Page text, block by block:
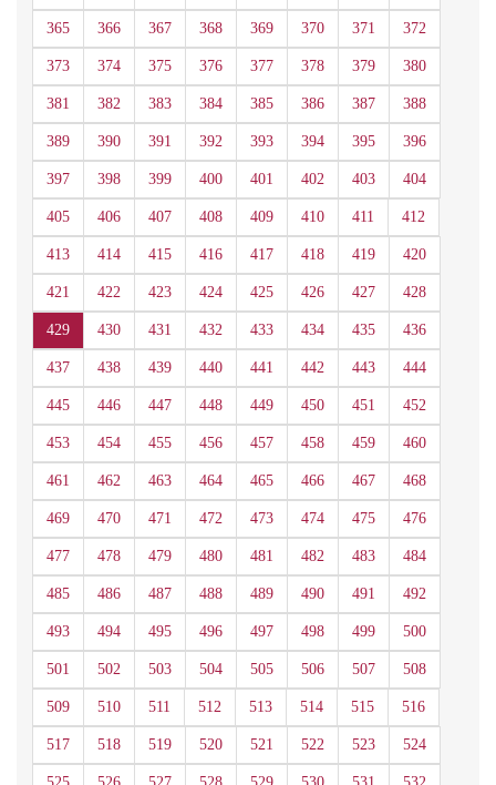
365 366 367 368 369 370 371 372
373 374 375 376 377 378 379 380
381 382 383 384 385 386 387 388
389 390 391 392 393 394 395 396
397 398 399 400 401 402 403 404
405 406 407 408 409 410 411 412
413 414 415 416 417 418 419 420
421 422 423 424 425 426 427 428
429 430 431 432 433 434 435 436
437 438 439 440 441 442 443 444
445 446 447 448 449 450 451 452
453 454 455 456 457 458 459 460
461 462 463 464 465 466 467 468
469 470 471 472 473 474 475 476
477 478 479 480 481 482 483 484
485 486 487 488 489 490 491 492
493 494 495 496 497 498 499 500
501 502 503 504 505 506 507 508
509 510 511 512 513 514 515 516
517 518 519 520 521 522 523 524